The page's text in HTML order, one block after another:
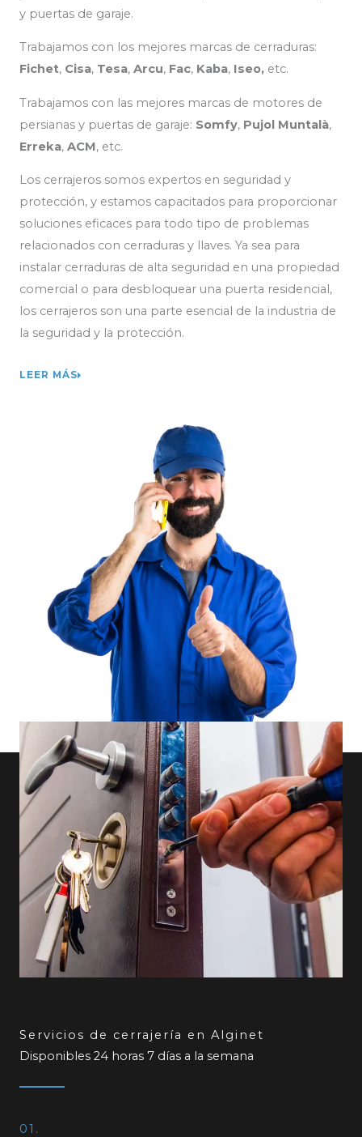
y puertas de garaje.
Trabajamos con los mejores marcas de cerraduras:
Fichet, Cisa, Tesa, Arcu, Fac, Kaba, Iseo, etc.
Trabajamos con las mejores marcas de motores de
persianas y puertas de garaje: Somfy, Pujol Muntalà,
Erreka, ACM, etc.
Los cerrajeros somos expertos en seguridad y
protección, y estamos capacitados para proporcionar
soluciones eficaces para todo tipo de problemas
relacionados con cerraduras y llaves. Ya sea para
instalar cerraduras de alta seguridad en una propiedad
comercial o para desbloquear una puerta residencial,
los cerrajeros son una parte esencial de la industria de
la seguridad y la protección.
LEER MÁS
Servicios de cerrajería en Alginet
Disponibles 24 horas 7 días a la semana
01.